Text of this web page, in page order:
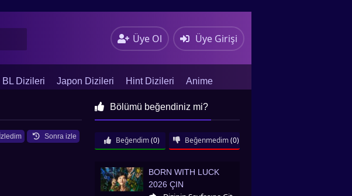
Üye Ol Üye Girişi
BL Dizileri Japon Dizileri Hint Dizileri Anime
Sonra izle
İzledim
Bölümü beğendiniz mi?
Beğendim (0) Beğenmedim (0)
Born with Luck 2026 Çin
BORN WITH LUCK
2026 ÇIN